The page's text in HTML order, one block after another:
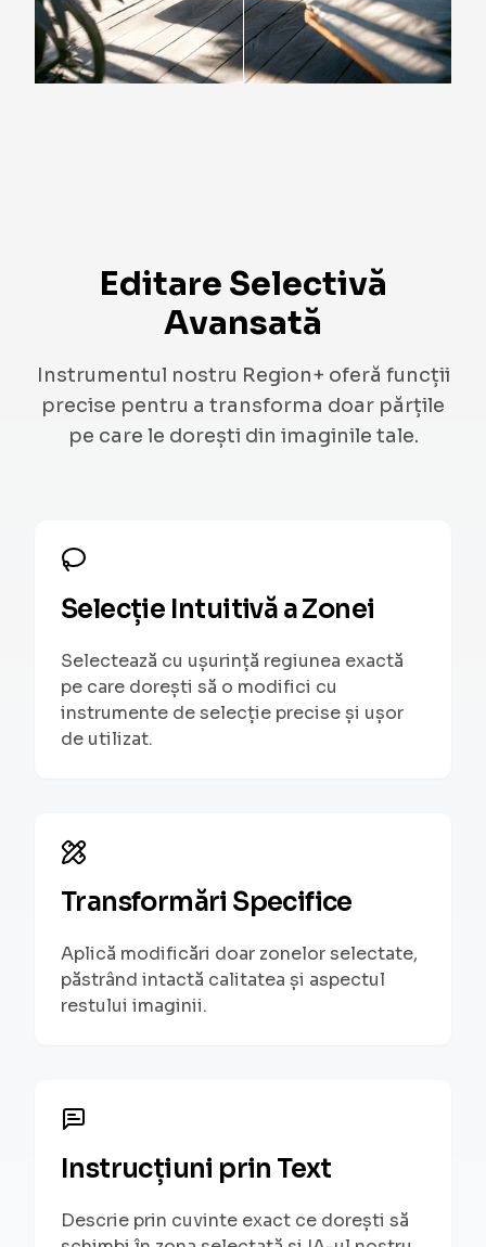
Editare Selectivă
Avansată
Instrumentul nostru Region+ oferă funcții
precise pentru a transforma doar părțile
pe care le dorești din imaginile tale.
Selecție Intuitivă a Zonei
Selectează cu ușurință regiunea exactă
pe care dorești să o modifici cu
instrumente de selecție precise și ușor
de utilizat.
Transformări Specifice
Aplică modificări doar zonelor selectate,
păstrând intactă calitatea și aspectul
restului imaginii.
Instrucțiuni prin Text
Descrie prin cuvinte exact ce dorești să